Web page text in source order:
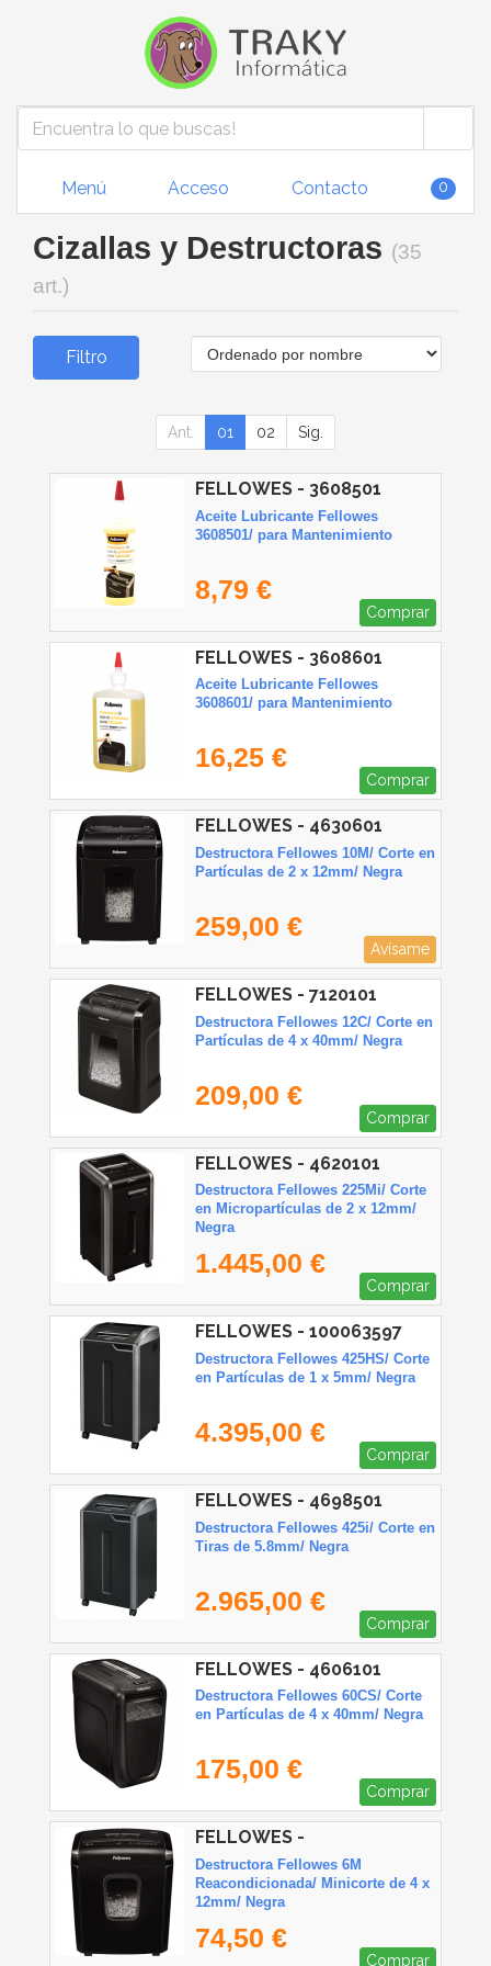
Menú Acceso Contacto 0
Cizallas y Destructoras (35
art.)
Filtro
Ant. 01 02 Sig.
FELLOWES - 3608501
Aceite Lubricante Fellowes
3608501/ para Mantenimiento
8,79 €
Comprar
FELLOWES - 3608601
Aceite Lubricante Fellowes
3608601/ para Mantenimiento
16,25 €
Comprar
FELLOWES - 4630601
Destructora Fellowes 10M/ Corte en
Partículas de 2 x 12mm/ Negra
259,00 €
Avísame
FELLOWES - 7120101
Destructora Fellowes 12C/ Corte en
Partículas de 4 x 40mm/ Negra
209,00 €
Comprar
FELLOWES - 4620101
Destructora Fellowes 225Mi/ Corte
en Micropartículas de 2 x 12mm/
Negra
1.445,00 €
Comprar
FELLOWES - 100063597
Destructora Fellowes 425HS/ Corte
en Partículas de 1 x 5mm/ Negra
4.395,00 €
Comprar
FELLOWES - 4698501
Destructora Fellowes 425i/ Corte en
Tiras de 5.8mm/ Negra
2.965,00 €
Comprar
FELLOWES - 4606101
Destructora Fellowes 60CS/ Corte
en Partículas de 4 x 40mm/ Negra
175,00 €
Comprar
FELLOWES -
Destructora Fellowes 6M
Reacondicionada/ Minicorte de 4 x
12mm/ Negra
74,50 €
Comprar